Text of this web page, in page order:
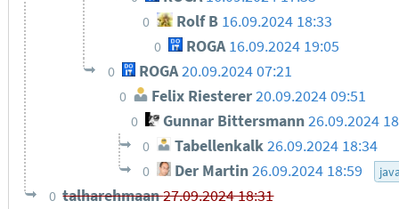
0 Rolf B 16.09.2024 18:33
0 ROGA 16.09.2024 19:05
0 ROGA20.09.2024 07:21
0 Felix Riesterer 20.09.2024 09:51
0 Gunnar Bittersmann26.09.2024
0 Tabellenkalk26.09.2024 18:34
0 Der Martin26.09.2024 18:59
0 talharehmaan27.09.2024 18:31